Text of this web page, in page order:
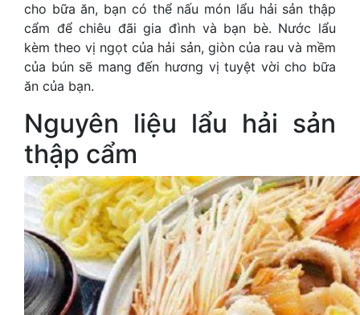
cho bữa ăn, bạn có thể nấu món lẩu hải sản thập
cẩm để chiêu đãi gia đình và bạn bè. Nước lẩu
kèm theo vị ngọt của hải sản, giòn của rau và mềm
của bún sẽ mang đến hương vị tuyệt vời cho bữa
ăn của bạn.
Nguyên liệu lẩu hải sản
thập cẩm